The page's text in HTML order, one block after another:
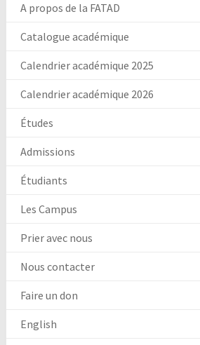
A propos de la FATAD
Catalogue académique
Calendrier académique 2025
Calendrier académique 2026
Études
Admissions
Étudiants
Les Campus
Prier avec nous
Nous contacter
Faire un don
English